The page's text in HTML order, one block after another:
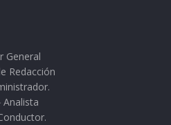
General
Redacción
Analista